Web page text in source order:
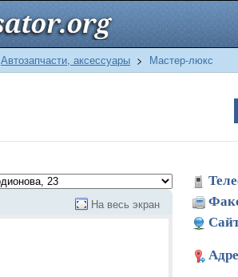
Автозапчасти, аксессуары > Мастер-люкс
На весь экран